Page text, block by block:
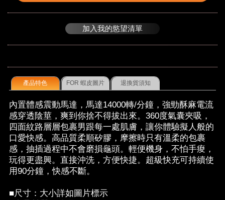
加入我的慾望清單
產品特色 FOR 蝦皮圖片 退換貨須知
內置體感震動馬達，馬達14000轉/分鐘，強勁酥麻電流
感穿透陰莖，爽到你捨不得拔出來。360度氣囊夾吸，
四面紋路層層包裹男跟每一處肌膚，讓你體驗擬人般的
口愛快感。高品質柔順矽膠，摩擦時只有溫柔的包裹
感，抽插過程中不會磨損龜頭。輕便機身，不怕手痠，
玩得更盡興。直接沖洗，方便快捷。超級快充可持續使
用90分鐘，快感不斷。
■尺寸：大小詳如圖片標示